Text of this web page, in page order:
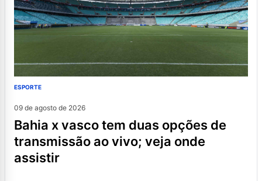
ESPORTE
09 de agosto de 2026
bahia x vasco tem duas opções de
transmissão ao vivo; veja onde
assistir